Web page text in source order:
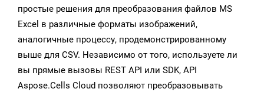
простые решения для преобразования файлов MS
Excel в различные форматы изображений,
аналогичные процессу, продемонстрированному
выше для CSV. Независимо от того, используете ли
вы прямые вызовы REST API или SDK, API
Aspose.Cells Cloud позволяют преобразовывать